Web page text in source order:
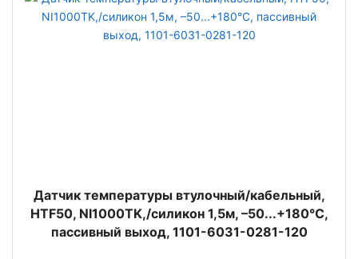
Датчик температуры втулочный/кабельный,
HTF50, NI1000TK,/силикон 1,5м, –50...+180°C,
пассивный выход, 1101-6031-0281-120